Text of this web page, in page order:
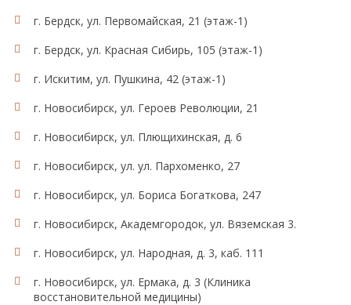
г. Бердск, ул. Первомайская, 21 (этаж-1)
г. Бердск, ул. Красная Сибирь, 105 (этаж-1)
г. Искитим, ул. Пушкина, 42 (этаж-1)
г. Новосибирск, ул. Героев Революции, 21
г. Новосибирск, ул. Плющихинская, д. 6
г. Новосибирск, ул. ул. Пархоменко, 27
г. Новосибирск, ул. Бориса Богаткова, 247
г. Новосибирск, Академгородок, ул. Вяземская 3.
г. Новосибирск, ул. Народная, д. 3, каб. 111
г. Новосибирск, ул. Ермака, д. 3 (Клиника
восстановительной медицины)